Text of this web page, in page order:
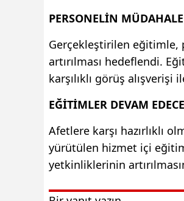
PERSONELİN
Gerçekleştirilen eğitimle,
artırılması hedeflendi.
karşılıklı görüş
EĞİTİMLER DEVAM
Afetlere karşı hazırlıklı
yürütülen hizmet içi
yetkinliklerinin